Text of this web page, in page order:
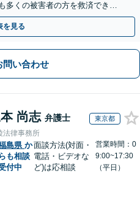
多くの被害者の方を救済できる
間相談可】
を見る
問い合わせ
尚志 弁護士 東京都
法律事務所
島県 か
らも相談
付中
面談方法(対面・
電話・ビデオな
ど)は応相談
営業時間：0
9:00~17:30
（平日）